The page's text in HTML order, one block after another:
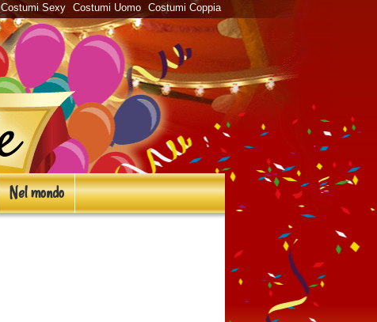
Costumi Sexy Costumi Uomo Costumi Coppia
Nel mondo